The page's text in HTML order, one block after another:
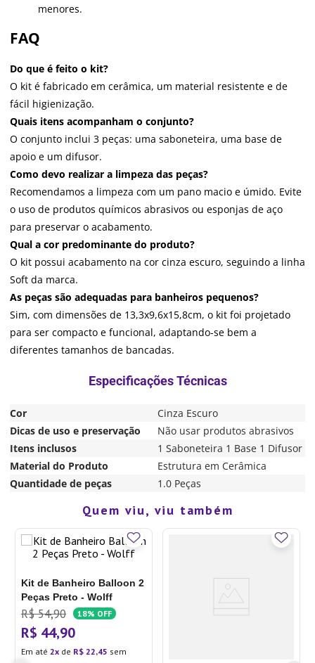
menores.
FAQ
Do que é feito o kit?
O kit é fabricado em cerâmica, um material resistente e de
fácil higienização.
Quais itens acompanham o conjunto?
O conjunto inclui 3 peças: uma saboneteira, uma base de
apoio e um difusor.
Como devo realizar a limpeza das peças?
Recomendamos a limpeza com um pano macio e úmido. Evite
o uso de produtos químicos abrasivos ou esponjas de aço
para preservar o acabamento.
Qual a cor predominante do produto?
O kit possui acabamento na cor cinza escuro, seguindo a linha
Soft da marca.
As peças são adequadas para banheiros pequenos?
Sim, com dimensões de 13,3x9,6x15,8cm, o kit foi projetado
para ser compacto e funcional, adaptando-se bem a
diferentes tamanhos de bancadas.
Cor
Cinza Escuro
Dicas de uso e preservação
Não usar produtos abrasivos
Itens inclusos
1 Saboneteira 1 Base 1 Difusor
Material do Produto
Estrutura em Cerâmica
Quantidade de peças
1.0 Peças
Quem viu, viu também
Kit de Banheiro Balloon 2
Peças Preto - Wolff
R$ 54,90 18% OFF
R$ 44,90
Em até 2 de R$ 22,45 sem